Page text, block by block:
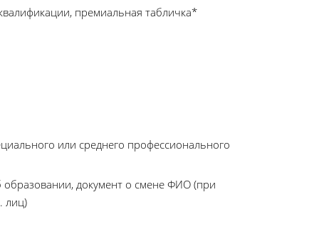
премиальная табличка*
или среднего профессионального
документ о смене ФИО (при
лиц)